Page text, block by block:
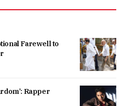
Farewell to
Rapper